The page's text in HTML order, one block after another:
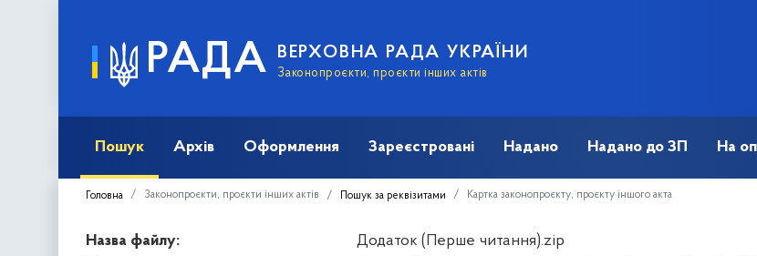
РАДА ВЕРХОВНА РАДА УКРАЇНИ
Законопроєкти, проєкти інших актів
Пошук Архів Оформлення Зареєстровані Надано Надано до ЗП На
Головна Законопроєкти, проєкти інших актів Пошук за реквізитами Картка законопроєкту, проєкту іншого акта
Назва файлу:
Додаток (Перше читання).zip